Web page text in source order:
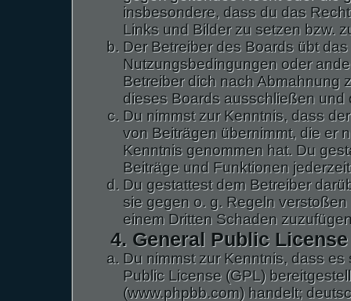
insbesondere, dass du das
Links und Bilder zu setzen bzw.
Der Betreiber des Boards übt
Nutzungsbedingungen oder
Betreiber dich nach Abmahnung
dieses Boards ausschließen und
Du nimmst zur Kenntnis, dass
von Beiträgen übernimmt, die er
Kenntnis genommen hat. Du
Beiträge und Funktionen
Du gestattest dem Betreiber
sie gegen o. g. Regeln
einem Dritten Schaden
4. General Public License
Du nimmst zur Kenntnis, dass
Public License (GPL)
(www.phpbb.com) handelt;